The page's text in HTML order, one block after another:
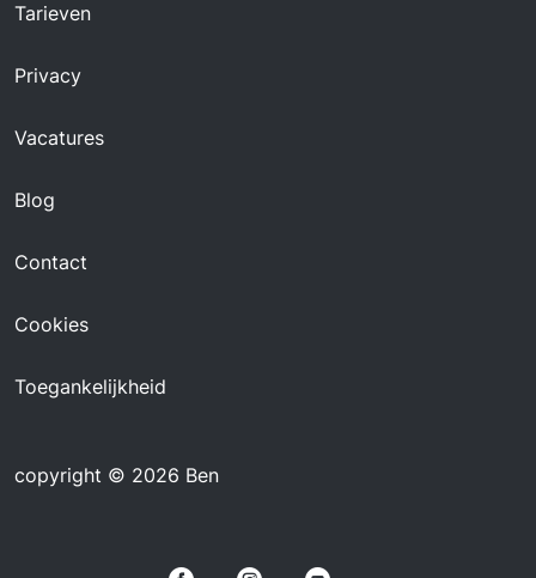
Tarieven
Privacy
Vacatures
Blog
Contact
Cookies
Toegankelijkheid
copyright © 2026 Ben